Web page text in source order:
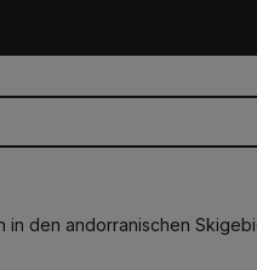
in den andorranischen